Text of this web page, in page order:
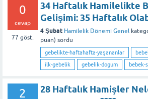
0
cevap
77 göst.
34 Haftalık Hamilelikte
Gelişimi: 35 Haftalık
4 Şubat Hamilelik Dönemi Genel
puan) sordu
gebelikte-haftahafta-yaşananlar
ilk-gebelik
gebelik-dogum bebek-
2
28 Haftalık Hamişler